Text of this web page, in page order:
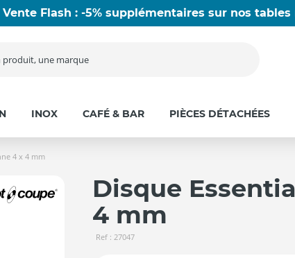
Vente Flash : -5% supplémentaires sur nos
INOX CAFÉ & BAR PIÈCES DÉTACHÉES
4 x 4 mm
Disque
4 mm
Ref : 27047